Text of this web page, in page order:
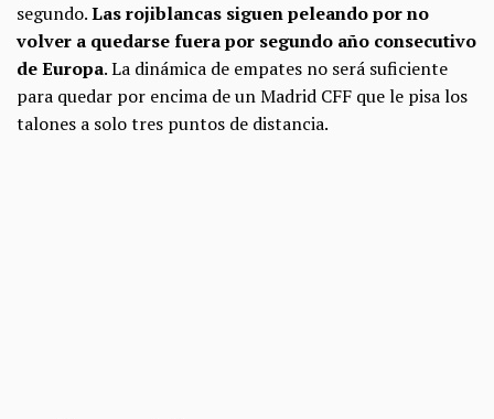
segundo.Las rojiblancas siguen peleando por no
volver a quedarse fuera por segundo año consecutivo
de Europa. La dinámica de empates no será suficiente
para quedar por encima de un Madrid CFF que le pisa los
talones a solo tres puntos de distancia.